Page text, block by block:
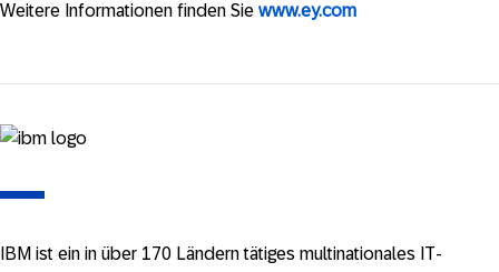
Weitere Informationen finden Sie www.ey.com
IBM ist ein in über 170 Ländern tätiges multinationales IT-